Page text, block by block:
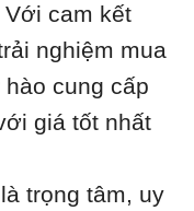
cam kết
nghiệm mua
cung cấp
giá tốt nhất
trọng tâm, uy